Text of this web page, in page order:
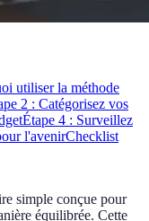
utiliser la méthode
2 : Catégorisez vos
Étape 4 : Surveillez
l'avenirChecklist
simple conçue pour
équilibrée. Cette